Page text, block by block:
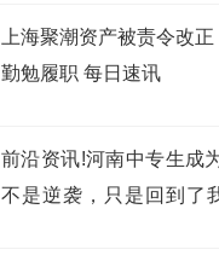
上海聚潮资产被责令改
勤勉履职 每日速讯
前沿资讯!河南中专生成
不是逆袭，只是回到了